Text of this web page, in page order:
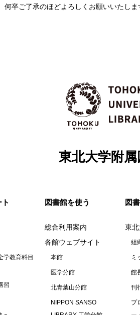
卒ご了承のほどよろしくお願いいたしま
東北大学附
学教育科目
習
図書館を使う
総合利用案内
各館ウェブサイト
本館
医学分館
北青葉山分館
NIPPON SANSO
図
東
組
ミ
館
刊
プ